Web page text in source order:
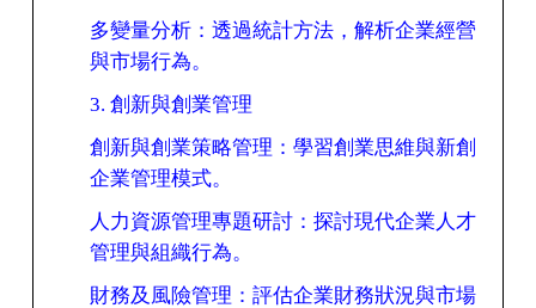
多變量分析：透過統計方法，解析企業經營
與市場行為。
3. 創新與創業管理
創新與創業策略管理：學習創業思維與新創
企業管理模式。
人力資源管理專題研討：探討現代企業人才
管理與組織行為。
財務及風險管理：評估企業財務狀況與市場